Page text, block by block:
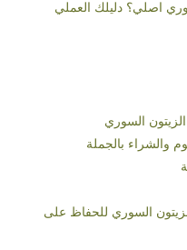
اصلي؟ دليلك العملي
السوري
والشراء بالجملة
السوري للحفاظ على